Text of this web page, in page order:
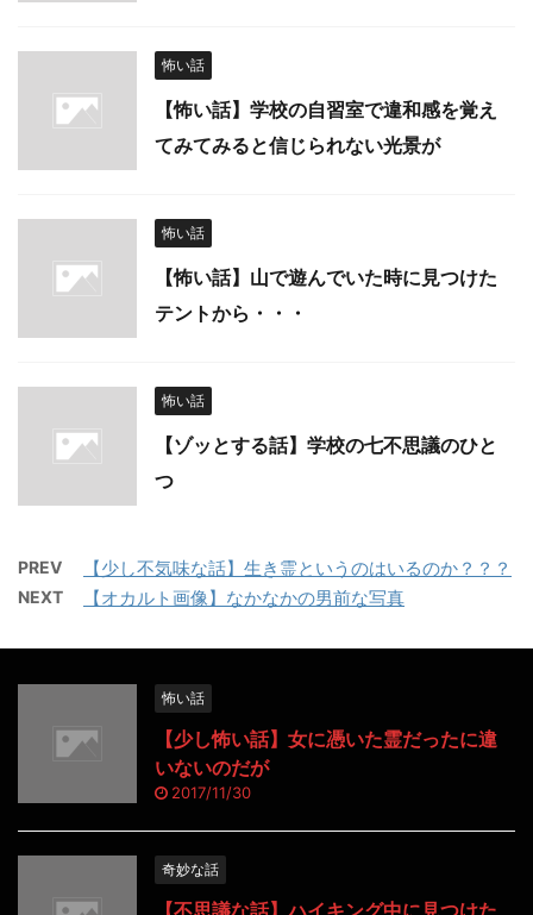
怖い話
【怖い話】学校の自習室で違和感を覚え
てみてみると信じられない光景が
怖い話
【怖い話】山で遊んでいた時に見つけた
テントから・・・
怖い話
【ゾッとする話】学校の七不思議のひと
つ
PREV 【少し不気味な話】生き霊というのはいるのか？？？
NEXT 【オカルト画像】なかなかの男前な写真
怖い話
【少し怖い話】女に憑いた霊だったに違
いないのだが
2017/11/30
奇妙な話
【不思議な話】ハイキング中に見つけた